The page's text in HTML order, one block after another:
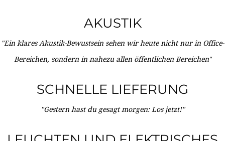
AKUSTIK
"Ein klares Akustik-Bewustsein sehen wir heute nicht nur in Office-
Bereichen, sondern in nahezu allen öffentlichen Bereichen"
SCHNELLE LIEFERUNG
"Gestern hast du gesagt morgen: Los jetzt!"